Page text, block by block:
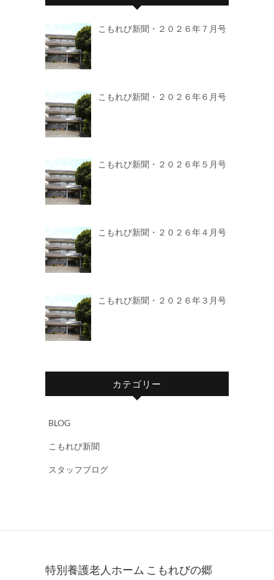
こもれび新聞・２０２６年７月号
こもれび新聞・２０２６年６月号
こもれび新聞・２０２６年５月号
こもれび新聞・２０２６年４月号
こもれび新聞・２０２６年３月号
カテゴリー
BLOG
こもれび新聞
スタッフブログ
特別養護老人ホーム こもれびの郷